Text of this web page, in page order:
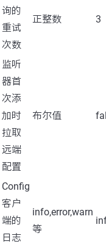
询的
重试
次数
正整数 3
监听
器首
次添
加时
拉取
远端
配置
布尔值
Config
客户
端的
日志
info,error,warn
等